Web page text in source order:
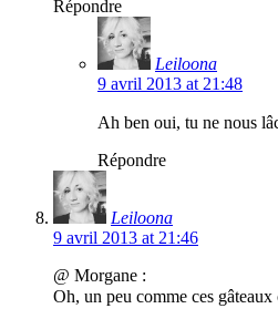
Répondre
Leiloona
9 avril 2013 at 21:48
Ah ben oui, tu ne nous
Répondre
Leiloona
9 avril 2013 at 21:46
@ Morgane :
Oh, un peu comme ces gâteaux